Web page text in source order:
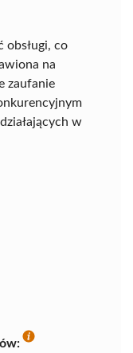
obsługi, co
na
zaufanie
w